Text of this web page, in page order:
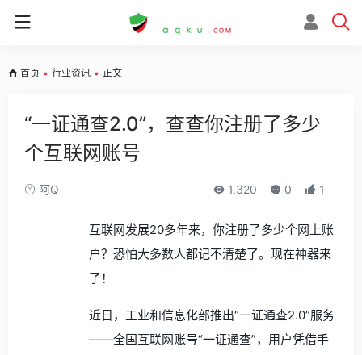
首页 • 行业资讯 • 正文
“一证通查2.0”，查查你注册了多少
个互联网账号
阿Q 1,320 0 1
互联网发展20多年来，你注册了多少个网上账
户？恐怕大多数人都记不清楚了。现在神器来
了！
近日，工业和信息化部推出“一证通查2.0”服务
——全国互联网账号“一证通查”，用户凭借手